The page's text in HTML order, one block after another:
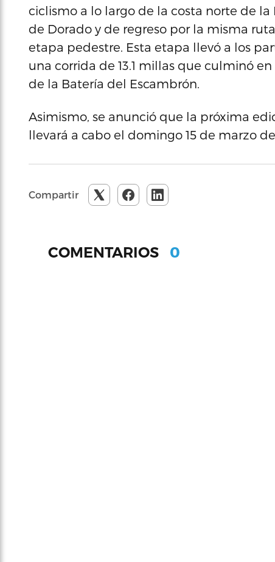
ciclismo a lo largo de la costa norte de
de Dorado y de regreso por la misma
etapa pedestre. Esta etapa llevó a los
una corrida de 13.1 millas que culminó
de la Batería del Escambrón.
Asimismo, se anunció que la próxima
llevará a cabo el domingo 15 de marzo
Compartir
COMENTARIOS 0